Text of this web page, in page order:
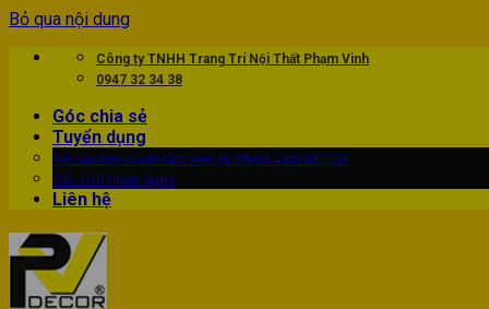
Bỏ qua nội dung
Công ty TNHH Trang Trí Nội Thất Phạm Vinh
0947 32 34 38
Góc chia sẻ
Tuyển dụng
Tại sao bạn muốn làm việc tại Phạm Vinh DECOR
Các vị trí tuyển dụng
Liên hệ